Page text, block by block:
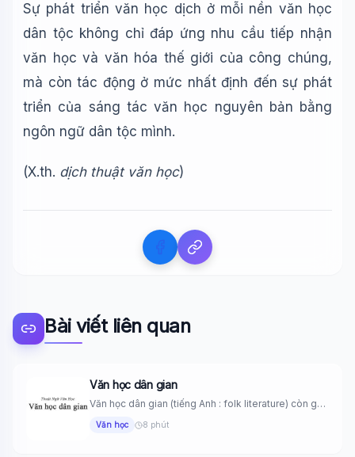
Sự phát triển văn học dịch ở mỗi nền văn học
dân tộc không chỉ đáp ứng nhu cầu tiếp nhận
văn học và văn hóa thế giới của công chúng,
mà còn tác động ở mức nhất định đến sự phát
triển của sáng tác văn học nguyên bản bằng
ngôn ngữ dân tộc mình.
(X.th. dịch thuật văn học)
Bài viết liên quan
Văn học dân gian
Văn học dân gian (tiếng Anh : folk literature) còn gọi
Văn học 8 phút
về các bài viết trên Wiki!
🪐 Sao Mộc là gì?
📚 Lịch sử Việt Nam
🔬 Albert Einstein